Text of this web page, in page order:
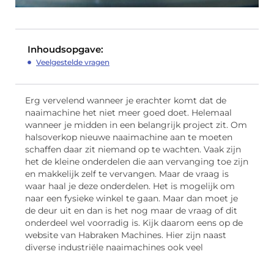
Inhoudsopgave:
Veelgestelde vragen
Erg vervelend wanneer je erachter komt dat de
naaimachine het niet meer goed doet. Helemaal
wanneer je midden in een belangrijk project zit. Om
halsoverkop nieuwe naaimachine aan te moeten
schaffen daar zit niemand op te wachten. Vaak zijn
het de kleine onderdelen die aan vervanging toe zijn
en makkelijk zelf te vervangen. Maar de vraag is
waar haal je deze onderdelen. Het is mogelijk om
naar een fysieke winkel te gaan. Maar dan moet je
de deur uit en dan is het nog maar de vraag of dit
onderdeel wel voorradig is. Kijk daarom eens op de
website van Habraken Machines. Hier zijn naast
diverse industriële naaimachines ook veel